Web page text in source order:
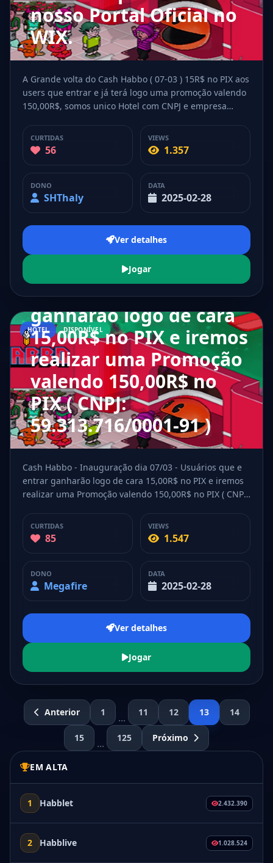
nosso Portal Oficial no
WIX.
A Grande volta do Cash Habbo ( 07-03 ) 15R$ no PIX aos
users que entrar e já terá logo uma promoção valendo
150,00R$, somos unico Hotel com CNPJ e empresa
:)..... Se liguem, A volta do Cash será top.
CURTIDAS
56
VIEWS
1.357
DONO
SHThaly
DATA
2025-02-28
Ver detalhes
Jogar
HOTEL DISPONÍVEL
Cash Habbo -
Inauguração dia 07/03 -
Usuários que e entrar
ganharão logo de cara
15,00R$ no PIX e iremos
realizar uma Promoção
valendo 150,00R$ no
PIX ( CNPJ:
59.313.716/0001-91 )
Cash Habbo - Inauguração dia 07/03 - Usuários que e
entrar ganharão logo de cara 15,00R$ no PIX e iremos
realizar uma Promoção valendo 150,00R$ no PIX ( CNPJ:
CURTIDAS
85
VIEWS
1.547
DONO
Megafire
DATA
2025-02-28
Ver detalhes
Jogar
Anterior 1 ... 11 12 13 14
15 ... 125 Próximo
EM ALTA
1 Habblet 2.432.390
2 Habblive 1.028.524